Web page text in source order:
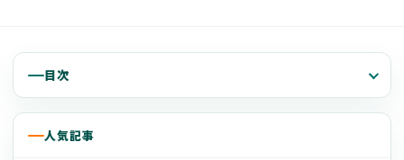
目次
人気記事